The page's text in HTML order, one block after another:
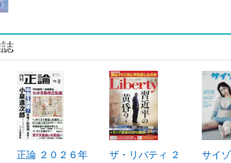
正論 ２０２６年
ザ・リバティ ２
サイ